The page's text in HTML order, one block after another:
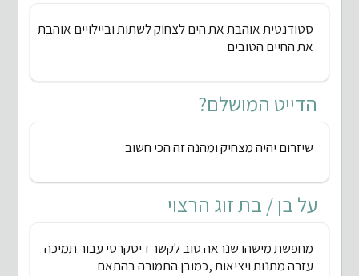
סטודנטית אוהבת את הים לצחוק לשתות וביילויים אוהבת
את החיים הטובים
הדייט המושלם?
שיזרום יהיה מצחיק ומהנה זה הכי חשוב
על בן / בת זוג הרצוי
מחפשת מישהו שנראה טוב לקשר דיסקרטי עבור תמיכה
עזרה מתנות ויציאות ,כמובן התמורה בהתאם